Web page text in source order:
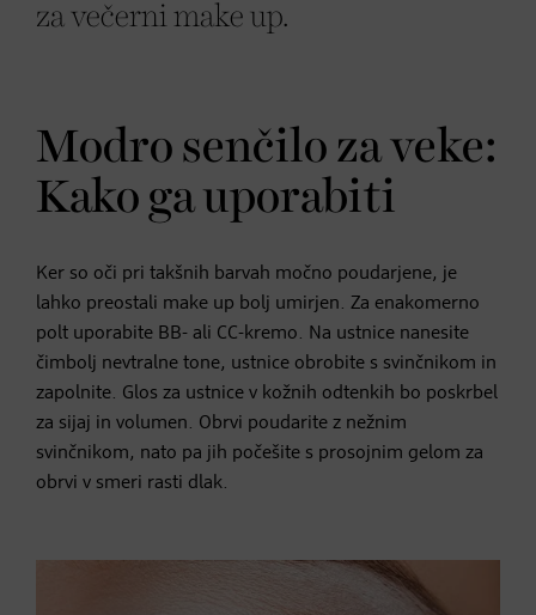
za večerni make up.
Modro senčilo za veke:
Kako ga uporabiti
Ker so oči pri takšnih barvah močno poudarjene, je
lahko preostali make up bolj umirjen. Za enakomerno
polt uporabite BB- ali CC-kremo. Na ustnice nanesite
čimbolj nevtralne tone, ustnice obrobite s svinčnikom in
zapolnite. Glos za ustnice v kožnih odtenkih bo poskrbel
za sijaj in volumen. Obrvi poudarite z nežnim
svinčnikom, nato pa jih počešite s prosojnim gelom za
obrvi v smeri rasti dlak.